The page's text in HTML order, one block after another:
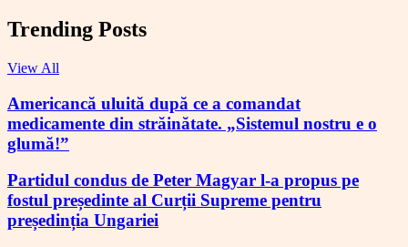
Trending Posts
View All
Americancă uluită după ce a comandat
medicamente din străinătate. „Sistemul nostru e o
glumă!”
Partidul condus de Peter Magyar l-a propus pe
fostul președinte al Curții Supreme pentru
președinția Ungariei